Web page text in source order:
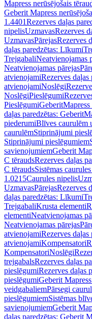
Mapress nerūsējošais
Geberit Mapress
1.4401Rezerves daļas
nipelisUzmavasRezerves
UzmavasPārejasRezerves
daļas paredzētas: Līkumi
TrejgabaliNeatvienojamas
Neatvienojamas pārejas
atvienojamiRezerves daļas
atvienojamiNoslēgi
NoslēgiPieslēgumi
PieslēgumiGeberitMapress
daļas paredzētas:
piederumiBlīves caurulēm
caurulēmStiprinājumi
Stiprinājumi pieslēgumiem
savienojumiemGeberit
C tēraudsRezerves daļas
C tēraudsSistēmas
1.0215Caurules nipelis
UzmavasPārejasRezerves
daļas paredzētas: Līkumi
TrejgabaliKrusta elementi
elementiNeatvienojamas
Neatvienojamas pārejas
atvienojamiRezerves daļas
atvienojamiKompensatori
KompensatoriNoslēgi
trejgabalsRezerves daļas
pieslēgumiRezerves daļas
pieslēgumiGeberit
veidgabaliemPārsegi
pieslēgumiemSistēmas
savienojumiemGeberit
daļas paredzētas: Geberit